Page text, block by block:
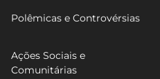
Polêmicas e Controvérsias
Ações Sociais e
Comunitárias